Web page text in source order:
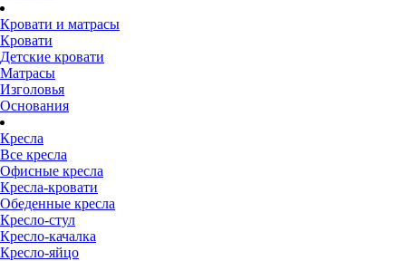
Кровати и матрасы
Кровати
Детские кровати
Матрасы
Изголовья
Основания
Кресла
Все кресла
Офисные кресла
Кресла-кровати
Обеденные кресла
Кресло-стул
Кресло-качалка
Кресло-яйцо